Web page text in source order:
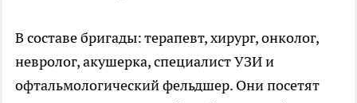
В составе бригады: терапевт, хирург, онколог,
невролог, акушерка, специалист УЗИ и
офтальмологический фельдшер. Они посетят